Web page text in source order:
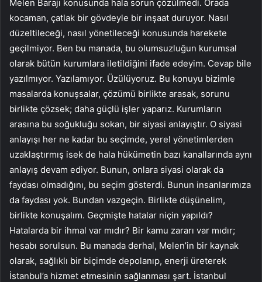
Melen Barajı konusunda hala sorun çözülmedi. Orada
kocaman, çatlak bir gövdeyle bir inşaat duruyor. Nasıl
düzeltileceği, nasıl yönetileceği konusunda harekete
geçilmiyor. Ben bu manada, bu olumsuzluğun kurumsal
olarak bütün kurumlara iletildiğini ifade edeyim. Cevap bile
yazılmıyor. Yazılamıyor. Üzülüyoruz. Bu konuyu bizimle
masalarda konuşsalar, çözümü birlikte arasak, sorunu
birlikte çözsek; daha güçlü işler yaparız. Kurumların
arasına bu soğukluğu sokan, bir siyasi anlayıştır. O siyasi
anlayışı her ne kadar bu seçimde, yerel yönetimlerden
uzaklaştırmış isek de hala hükümetin bazı kanallarında aynı
anlayış devam ediyor. Bunun, onlara siyasi olarak da
faydası olmadığını, bu seçim gösterdi. Bunun insanlarımıza
da faydası yok. Bundan vazgeçin. Birlikte düşünelim,
birlikte konuşalım. Geçmişte hatalar niçin yapıldı?
Hatalarda bir ihmal var mıdır? Bir kamu zararı var mıdır;
hesabı sorulsun. Bu manada derhal, Melen’in bir kaynak
olarak, sağlıklı bir biçimde depolanıp, enerji üreterek
İstanbul’a hizmet etmesinin sağlanması şart. İstanbul